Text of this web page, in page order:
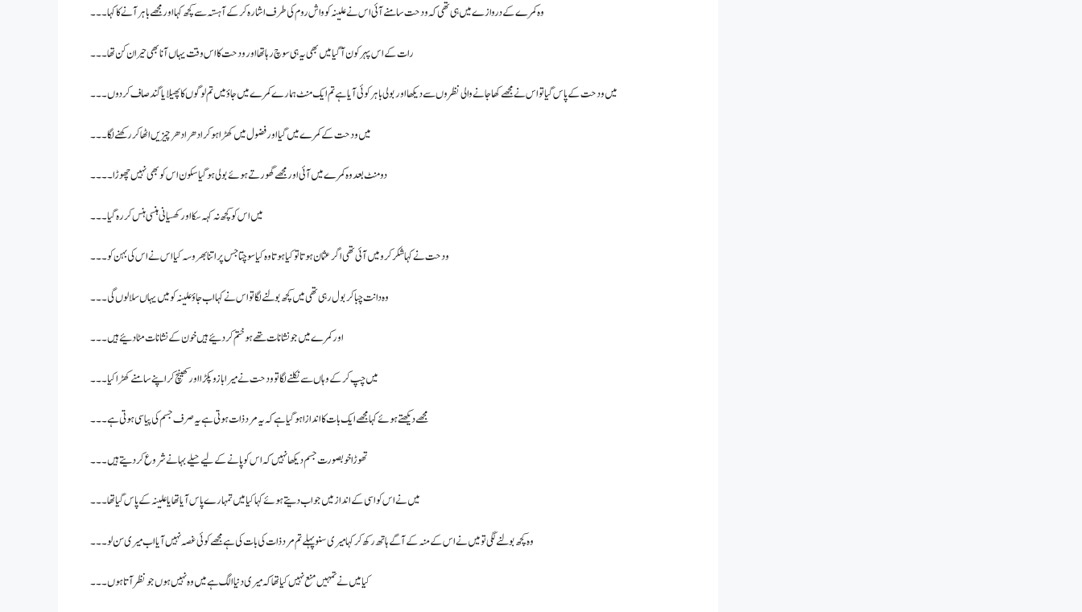
وہ کمرے کے دروازے میں ہی تھی کہ ودحت سامنے آئی اس نے علینہ کو واش روم کی طرف اشارہ کرکے آہستہ سے کچھ کہا اور مجھے باہر آنے کا کہا۔۔۔
رات کے اس پہر کون آ گیا میں بھی یہ ہی سوچ رہا تھا اور ودحت کا اس وقت یہاں آنا بھی حیران کن تھا۔۔۔
میں ودحت کے پاس گیا تو اس نے مجھے کھا جانے والی نظروں سے دیکھا اور بولی باہر کوئی آیا ہے تم ایک منٹ ہمارے کمرے میں جاؤ میں تم لوگوں کا پھیلایا گند صاف کر دوں۔۔۔
میں ودحت کے کمرے میں گیا اور فضول میں کھڑا ہو کر ادھر ادھر چیزیں اٹھا کر رکھنے لگا۔۔۔
دو منٹ بعد وہ کمرے میں آئی اور مجھے گھورتے ہوئے بولی ہو گیا سکون اس کو بھی نہیں چھوڑا۔۔۔۔
میں اس کو کچھ نہ کہہ سکا اور کھسیانی ہنسی ہنس کر رہ گیا۔۔۔
ودحت نے کہا شکر کرو میں آئی تھی اگر عثمان ہوتا تو کیا ہوتا وہ کیا سوچتا جس پر اتنا بھروسہ کیا اس نے اس کی بہن کو ۔۔۔
وہ دانت چبا کر بول رہی تھی میں کچھ بولنے لگا تو اس نے کہا اب جاؤ علینہ کو میں یہاں سلا لوں گی۔۔۔
اور کمرے میں جو نشانات تھے ہو ختم کر دئیے ہیں خون کے نشانات مٹا دئیے ہیں۔۔۔
میں چپ کر کے وہاں سے نکلنے لگا تو ودحت نے میرا بازو پکڑا اور کھینچ کر اپنے سامنے کھڑا کیا۔۔۔
مجھے دیکھتے ہوئے کہا مجھے ایک بات کا اندازا ہو گیا ہے کہ یہ مرد ذات ہوتی ہے یہ صرف جسم کی پیاسی ہوتی ہے۔۔۔
تھوڑا خوبصورت جسم دیکھا نہیں کہ اس کو پانے کے لیے حیلے بہانے شروع کر دیتے ہیں۔۔۔
میں نے اس کو اسی کے انداز میں جواب دیتے ہوئے کہا کیا میں تمہارے پاس آیا تھا یا علینہ کے پاس گیا تھا۔۔۔
وہ کچھ بولنے لگی تو میں نے اس کے منہ کے آگے ہاتھ رکھ کر کہا میری سنو پہلے تم مرد ذات کی بات کی ہے مجھے کوئی غصہ نہیں آیا اب میری سن لو۔۔۔
کیا میں نے تمہیں منع نہیں کیا تھا کہ میری دنیا الگ ہے میں وہ نہیں ہوں جو نظر آتا ہوں۔۔۔